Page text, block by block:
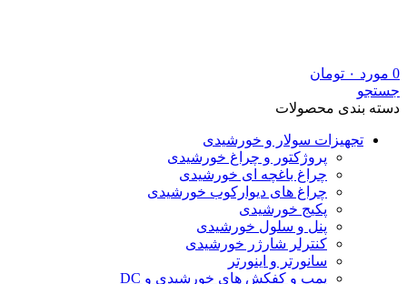
0 مورد ۰ تومان
جستجو
دسته بندی محصولات
تجهیزات سولار و خورشیدی
پروژکتور و چراغ خورشیدی
چراغ باغچه ای خورشیدی
چراغ های دیوارکوب خورشیدی
پکیج خورشیدی
پنل و سلول خورشیدی
کنترلر شارژر خورشیدی
سانورتر و اینورتر
پمپ و کفکش های خورشیدی و DC